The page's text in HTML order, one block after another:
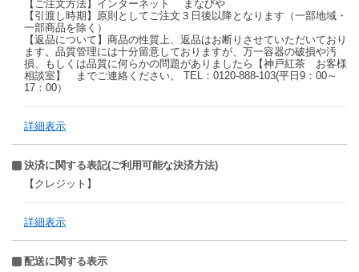
【ご注文方法】インターネット まなびや
【引渡し時期】原則としてご注文３日後以降となります（一部地域・
一部商品を除く）
【返品について】商品の性質上、返品はお断りさせていただいており
ます。品質管理には十分留意しておりますが、万一容器の破損や汚
損、もしくは品質に何らかの問題がありましたら【神戸紅茶 お客様
相談室】 までご連絡ください。 TEL：0120-888-103(平日9：00～
17：00）
詳細表示
決済に関する表記(ご利用可能な決済方法)
【クレジット】
詳細表示
配送に関する表示